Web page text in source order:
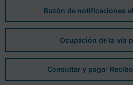
Buzón de notificaciones
Ocupación de la vía
Consultar y pagar